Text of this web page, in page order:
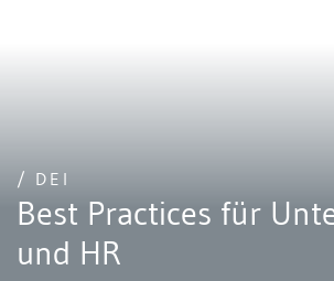
/ DEI
Best Practices für
und HR